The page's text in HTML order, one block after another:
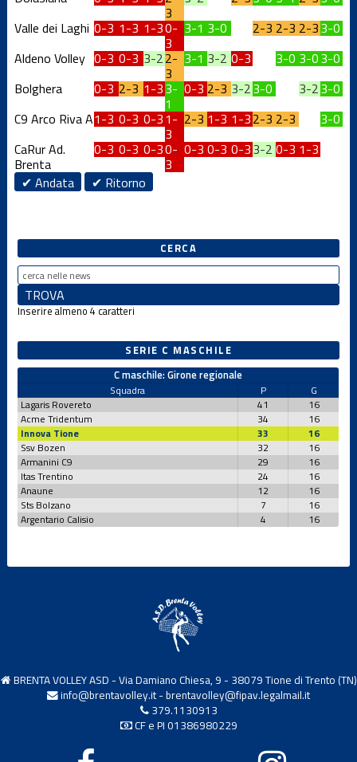
3
Valle dei Laghi 0-3 1-3 1-30-
3
3-1 3-0 2-3 2-3 2-33-0
Aldeno Volley 0-3 0-3 3-22-
3
3-1 3-2 0-3 3-0 3-03-0
Bolghera
0-3 2-3 1-33-
1
0-3 2-3 3-23-0 3-23-0
C9 Arco Riva A1-3 0-3 0-31-
3
2-3 1-3 1-32-3 2-3
3-0
CaRur Ad.
Brenta
0-3 0-3 0-30-
3
0-3 0-3 0-33-2 0-3 1-3
✔ Andata
✔ Ritorno
CERCA
Inserire almeno 4 caratteri
SERIE C MASCHILE
C maschile: Girone regionale
Squadra P
G
Lagaris Rovereto
41
16
Acme Tridentum
34
16
Innova Tione
33
16
Ssv Bozen
32
16
Armanini C9
29
16
Itas Trentino
24
16
Anaune
12
16
Sts Bolzano
7
16
Argentario Calisio
4 16
BRENTA VOLLEY ASD - Via Damiano Chiesa, 9 - 38079 Tione di Trento (TN)
info@brentavolley.it- brentavolley@fipav.legalmail.it
379.1130913
CF e PI 01386980229